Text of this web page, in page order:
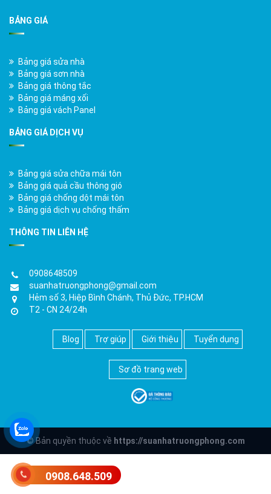
BẢNG GIÁ
Bảng giá sửa nhà
Bảng giá sơn nhà
Bảng giá thông tắc
Bảng giá máng xối
Bảng giá vách Panel
BẢNG GIÁ DỊCH VỤ
Bảng giá sửa chữa mái tôn
Bảng giá quả cầu thông gió
Bảng giá chống dột mái tôn
Bảng giá dịch vụ chống thấm
THÔNG TIN LIÊN HỆ
0908648509
suanhatruongphong@gmail.com
Hẻm số 3, Hiệp Bình Chánh, Thủ Đức, TP.HCM
T2 - CN 24/24h
Blog Trợ giúp Giới thiệu Tuyển dụng
Sơ đồ trang web
© Bản quyền thuộc về https://suanhatruongphong.com
0908.648.509